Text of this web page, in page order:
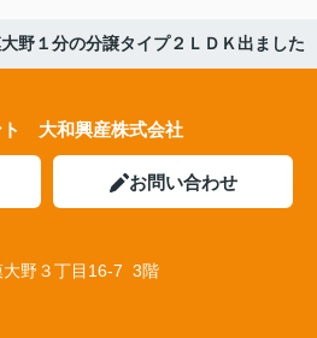
野１分の分譲タイプ２ＬＤＫ出ました
ト 大和興産株式会社
お問い合わせ
大野３丁目16-7 3階